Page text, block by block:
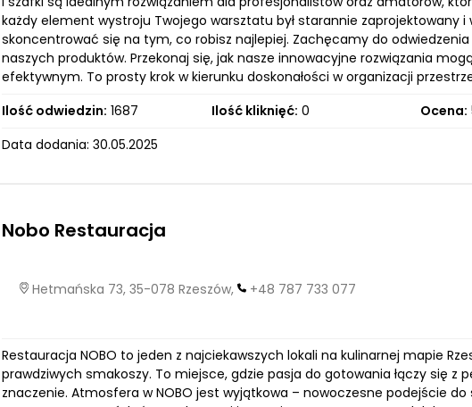
każdy element wystroju Twojego warsztatu był starannie zaprojektowany i
skoncentrować się na tym, co robisz najlepiej. Zachęcamy do
naszych produktów. Przekonaj się, jak nasze innowacyjne rozwiązania
efektywnym. To prosty krok w kierunku doskonałości w organizacji
Ilość odwiedzin: 1687 Ilość kliknięć: 0 Ocena:
Data dodania: 30.05.2025
Nobo Restauracja
Hetmańska 73, 35-078 Rzeszów, +48 787 733 077
Restauracja NOBO to jeden z najciekawszych lokali na kulinarnej mapie
prawdziwych smakoszy. To miejsce, gdzie pasja do gotowania łączy się z
znaczenie. Atmosfera w NOBO jest wyjątkowa – nowoczesne podejście